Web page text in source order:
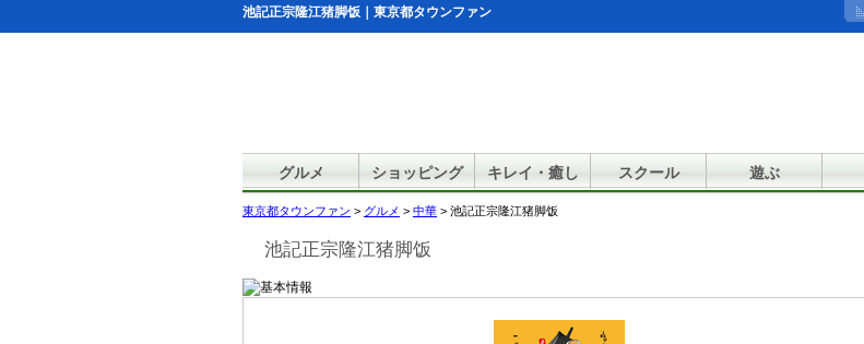
池記正宗隆江猪脚饭｜東京都タウンファン
グルメ ショッピング キレイ・癒し スクール 遊ぶ
東京都タウンファン > グルメ > 中華 > 池記正宗隆江猪脚饭
池記正宗隆江猪脚饭